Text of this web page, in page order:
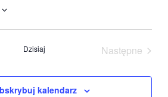
Dzisiaj
Następne
kalendarz